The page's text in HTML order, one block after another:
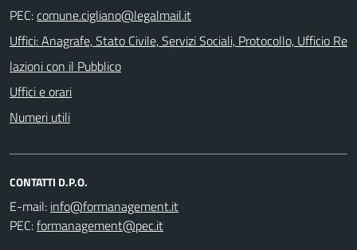
PEC:
Uffici: Anagrafe, Stato Civile, Servizi Sociali, Protocollo, Ufficio Re
lazioni con il Pubblico
Uffici e orari
Numeri utili
CONTATTI D.P.O.
E-mail:
PEC: